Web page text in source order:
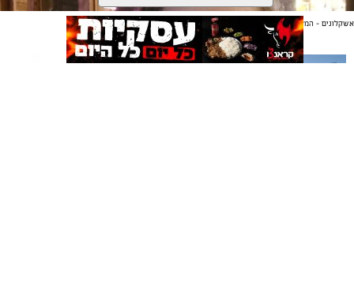
אשקלונים - המקומון היומי של אשקלון באינטרנט
אולי יעניין אותך גם